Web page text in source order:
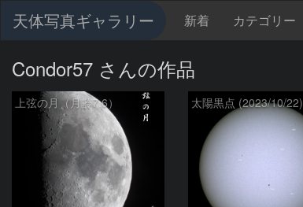
天体写真ギャラリー 新着 カテゴリー
Condor57 さんの作品
上弦の月（月齢7.6） 太陽黒点 (2023/10/22)